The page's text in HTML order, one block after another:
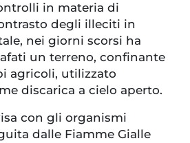
in materia di
degli illeciti in
nei giorni scorsi ha
un terreno, confinante
agricoli, utilizzato
discarica a cielo aperto.
con gli organismi
dalle Fiamme Gialle